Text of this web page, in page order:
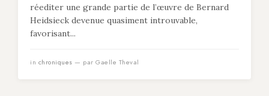
réediter une grande partie de l’œuvre de Bernard
Heidsieck devenue quasiment introuvable,
favorisant...
in chroniques — par Gaelle Theval